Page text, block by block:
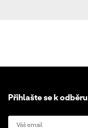
Přihlašte se k